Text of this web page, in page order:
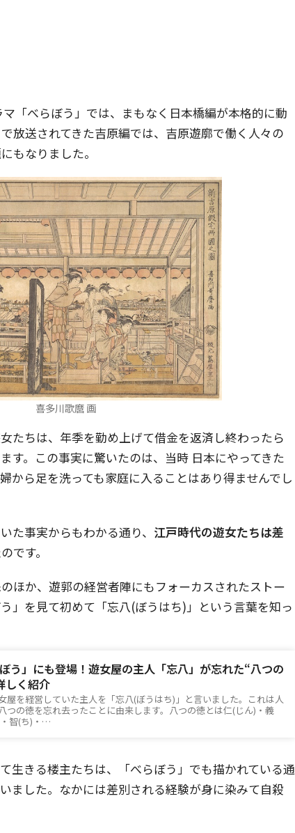
「べらぼう」では、まもなく日本橋編が本格的に動
放送されてきた吉原編では、吉原遊廓で働く人々の
もなりました。
喜多川歌麿 画
たちは、年季を勤め上げて借金を返済し終わったら
す。この事実に驚いたのは、当時 日本にやってきた
から足を洗っても家庭に入ることはあり得ませんでし
た事実からもわかる通り、 江戸時代の遊女たちは差
のです。
ほか、遊郭の経営者陣にもフォーカスされたストー
」を見て初めて「忘八(ぼうはち)」という言葉を知っ
ぼう」にも登場！遊女屋の主人「忘八」が忘れた“八つの
しく紹介
屋を経営していた主人を「忘八(ぼうはち)」と言いました。これは人
つの徳を忘れ去ったことに由来します。八つの徳とは仁(じん)・義
智(ち)・…
生きる楼主たちは、「べらぼう」でも描かれている通
ました。なかには差別される経験が身に染みて自殺